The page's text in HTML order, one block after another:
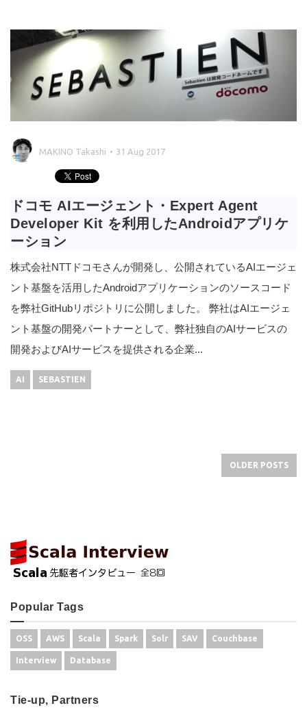
MAKINO Takashi 31 Aug 2017
ドコモ AIエージェント・Expert Agent
Developer Kit を利用したAndroidアプリケ
ーション
株式会社NTTドコモさんが開発し、公開されているAIエージェ
ント基盤を活用したAndroidアプリケーションのソースコード
を弊社GitHubリポジトリに公開しました。 弊社はAIエージェ
ント基盤の開発パートナーとして、弊社独自のAIサービスの
開発およびAIサービスを提供される企業...
AI SEBASTIEN
OLDER POSTS
Popular Tags
OSS AWS Scala Spark Solr SAV Couchbase
Interview Database
Tie-up, Partners